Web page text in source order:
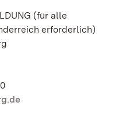
(für alle
erforderlich)